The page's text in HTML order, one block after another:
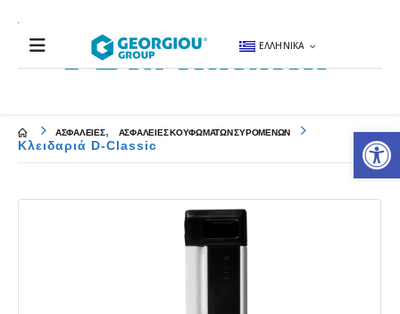
ΕΛΛΗΝΙΚΆ
ΑΣΦΑΛΕΙΕΣ, ΑΣΦΑΛΕΙΕΣ ΚΟΥΦΩΜΑΤΩΝ ΣΥΡΟΜΕΝΩΝ
Κλειδαριά D-Classic